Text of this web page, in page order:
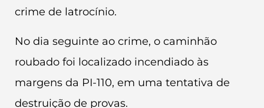
crime de latrocínio.
No dia seguinte ao crime, o caminhão
roubado foi localizado incendiado às
margens da PI-110, em uma tentativa de
destruição de provas.